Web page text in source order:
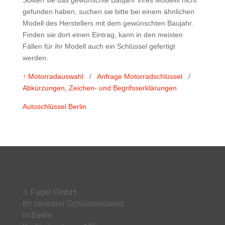
gefunden haben, suchen sie bitte bei einem ähnlichen
Modell des Herstellers mit dem gewünschten Baujahr.
Finden sie dort einen Eintrag, kann in den meisten
Fällen für ihr Modell auch ein Schlüssel gefertigt
werden.
↑ Motorradauswahl / Anfrage Motorradschlüssel/
Abkürzungen, Zeichen- und Begrifsserklärungen
Autoschlüssel Berlin
J. Fagel GmbH
Ihr zentraler Schlüsseldienst
in Berlin